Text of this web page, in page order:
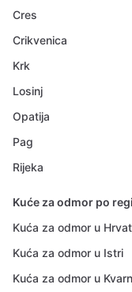
Cres
Crikvenica
Krk
Losinj
Opatija
Pag
Rijeka
Kuće za odmor po
Kuća za odmor u
Kuća za odmor u Istri
Kuća za odmor u